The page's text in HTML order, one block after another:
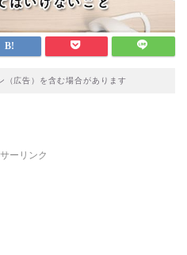
（広告）を含む場合があります
ーリンク